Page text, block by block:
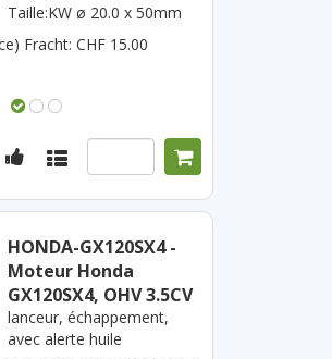
Taille:KW ø 20.0 x 50mm
Fracht: CHF 15.00
HONDA-GX120SX4 -
Moteur Honda
GX120SX4, OHV 3.5CV
lanceur, échappement,
avec alerte huile